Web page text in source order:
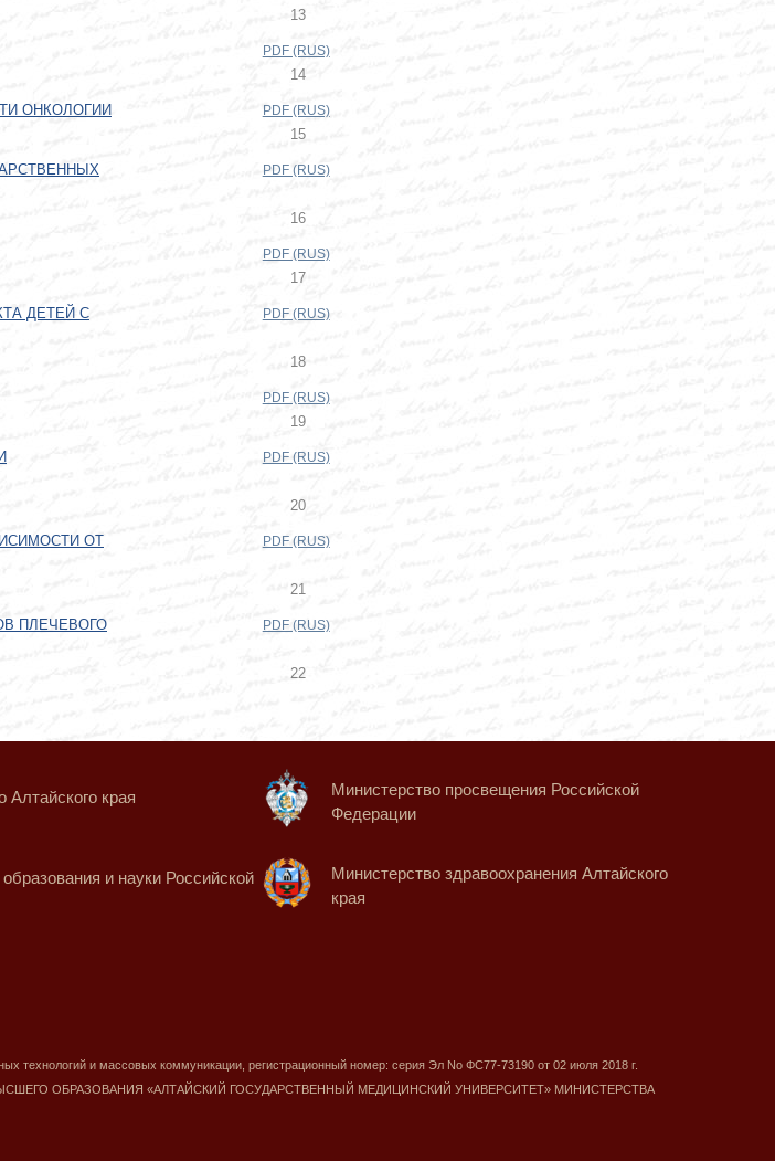
13
PDF (RUS)
14
ОНКОЛОГИИ PDF (RUS)
15
PDF (RUS)
16
PDF (RUS)
17
ДЕТЕЙ С
PDF (RUS)
18
PDF (RUS)
19
PDF (RUS)
20
ОТ
PDF (RUS)
21
ПЛЕЧЕВОГО
PDF (RUS)
22
Алтайского края
Министерство просвещения Российской
Федерации
и науки Российской
Министерство здравоохранения Алтайского
края
технологий и массовых коммуникации, регистрационный номер: серия Эл No ФС77-73190 от 02 июля 2018 г.
ОБРАЗОВАНИЯ «АЛТАЙСКИЙ ГОСУДАРСТВЕННЫЙ МЕДИЦИНСКИЙ УНИВЕРСИТЕТ» МИНИСТЕРСТВА